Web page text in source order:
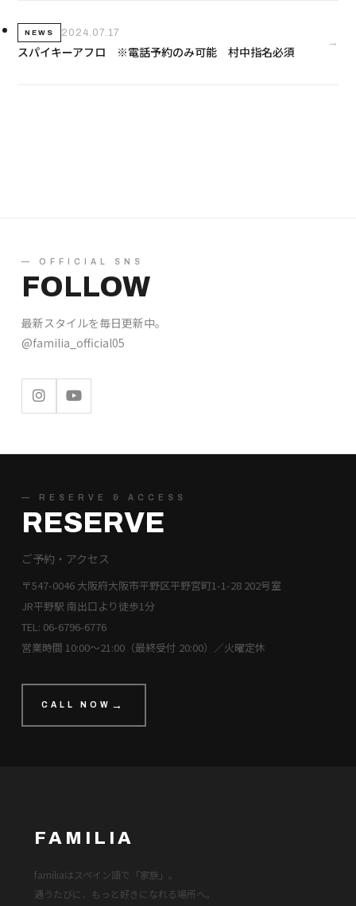
NEWS 2024.07.17
スパイキーアフロ ※電話予約のみ可能 村中指名必須
→
— OFFICIAL SNS
FOLLOW
最新スタイルを毎日更新中。
@familia_official05
— RESERVE & ACCESS
RESERVE
ご予約・アクセス
〒547-0046 大阪府大阪市平野区平野宮町1-1-28 202号室
JR平野駅 南出口より徒歩1分
TEL: 06-6796-6776
営業時間 10:00〜21:00（最終受付 20:00）／火曜定休
CALL NOW
FAMILIA
familiaはスペイン語で「家族」。
通うたびに、もっと好きになれる場所へ。